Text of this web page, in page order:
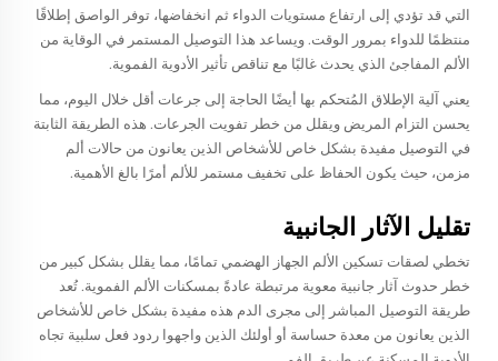
التي قد تؤدي إلى ارتفاع مستويات الدواء ثم انخفاضها، توفر الواصق إطلاقًا
منتظمًا للدواء بمرور الوقت. ويساعد هذا التوصيل المستمر في الوقاية من
الألم المفاجئ الذي يحدث غالبًا مع تناقص تأثير الأدوية الفموية.
يعني آلية الإطلاق المُتحكم بها أيضًا الحاجة إلى جرعات أقل خلال اليوم، مما
يحسن التزام المريض ويقلل من خطر تفويت الجرعات. هذه الطريقة الثابتة
في التوصيل مفيدة بشكل خاص للأشخاص الذين يعانون من حالات ألم
مزمن، حيث يكون الحفاظ على تخفيف مستمر للألم أمرًا بالغ الأهمية.
تقليل الآثار الجانبية
تخطي لصقات تسكين الألم الجهاز الهضمي تمامًا، مما يقلل بشكل كبير من
خطر حدوث آثار جانبية معوية مرتبطة عادةً بمسكنات الألم الفموية. تُعد
طريقة التوصيل المباشر إلى مجرى الدم هذه مفيدة بشكل خاص للأشخاص
الذين يعانون من معدة حساسة أو أولئك الذين واجهوا ردود فعل سلبية تجاه